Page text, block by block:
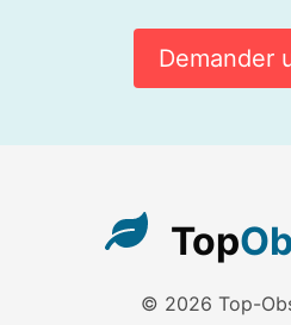
Demander
Top
© 2026 Top-